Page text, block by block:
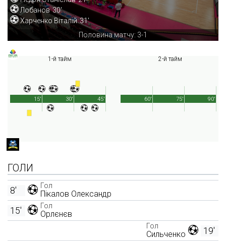
Лобанов 30'
Харченко Віталій 31'
Половина матчу: 3-1
1-й тайм
45'
15' 30'
2-й тайм
90'
60' 75'
ГОЛИ
Гол
Пікалов Олександр
8'
Гол
Орлєнєв
15'
19'
Гол
Сильченко